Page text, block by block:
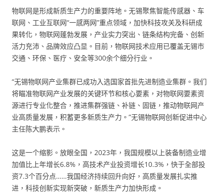
物联网是形成新质生产力的重要阵地。无锡聚焦智能传感器、车
联网、工业互联网“一感两网”重点领域，加快科技攻关及科研成
果转化，物联网蓬勃发展，产业实力突出、链条结构完备、创新
活力充沛、品牌效应凸显。目前，物联网技术应用已覆盖无锡市
交通、环保、医疗、安全等300余个细分行业。
“无锡物联网产业集群已成功入选国家首批先进制造业集群。我们
将瞄准物联网产业发展的关键环节和核心要素，对物联网要素资
源进行专业化整合，推进集群强链、补链、固链，推动物联网产
业高质量发展，积蓄更多新质生产力。”无锡物联网创新促进中心
主任陈大鹏表示。
这是一个缩影。放眼全国，2023年，我国规模以上装备制造业增
加值比上年增长6.8%，高技术产业投资增长10.3%，快于全部投
资7.3个百分点……我国经济持续回升向好，高质量发展扎实推
进，科技创新实现新突破，新质生产力加快形成。